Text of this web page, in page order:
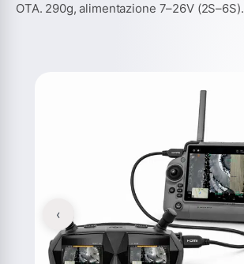
OTA. 290g, alimentazione 7–26V (2S–6S).
‹